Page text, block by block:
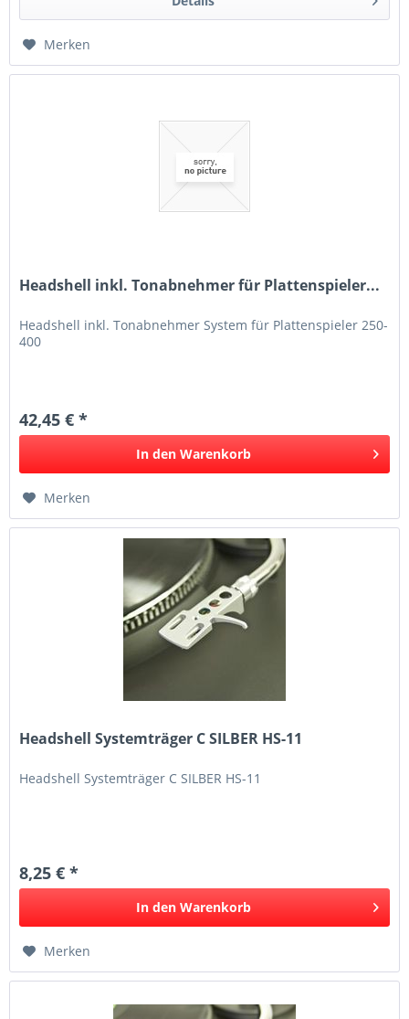
Merken
Headshell inkl. Tonabnehmer für Plattenspieler...
Headshell inkl. Tonabnehmer System für Plattenspieler 250-
400
42,45 € *
In den Warenkorb
Merken
Headshell Systemträger C SILBER HS-11
Headshell Systemträger C SILBER HS-11
8,25 € *
In den Warenkorb
Merken